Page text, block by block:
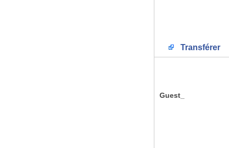
Transférer
Guest_